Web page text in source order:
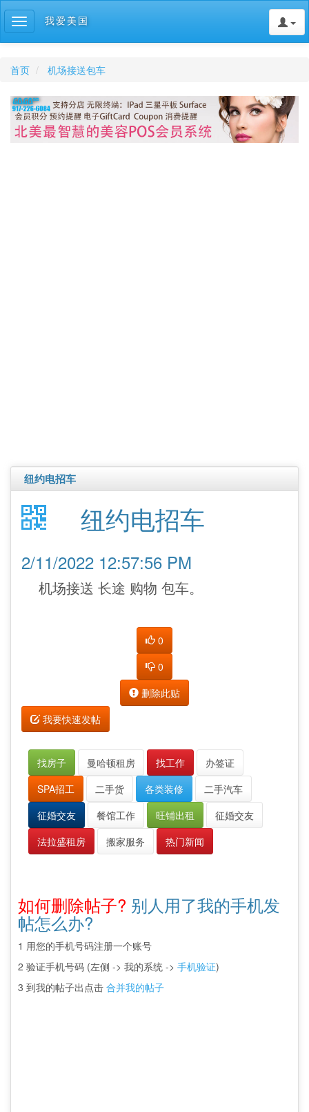
Toggle
navigation
我爱美国
首页 机场接送包车
纽约电招车
纽约电招车
2/11/2022 12:57:56 PM
机场接送 长途 购物 包车。
0
0
删除此贴
我要快速发帖
找房子 曼哈顿租房 找工作
办签证
SPA招工
二手货 各类装修
二手汽车
征婚交友
餐馆工作 旺铺出租
征婚交友
法拉盛租房
搬家服务 热门新闻
如何删除帖子? 别人用了我的手机发
帖怎么办?
1 用您的手机号码注册一个账号
2 验证手机号码 (左侧 -> 我的系统 -> 手机验证)
3 到我的帖子出点击 合并我的帖子